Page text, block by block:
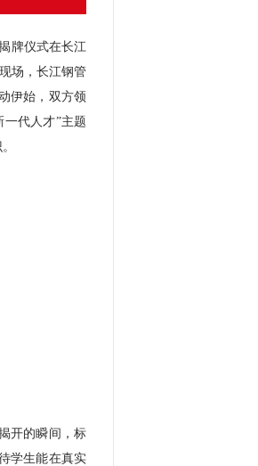
牌仪式在长江
场，长江钢管
伊始，双方领
代人才”主题
开的瞬间，标
学生能在真实